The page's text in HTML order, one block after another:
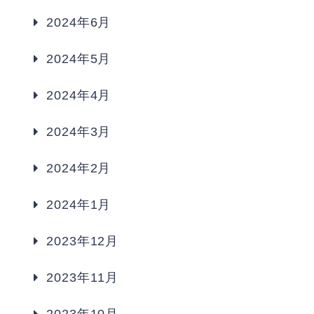
2024年6月
2024年5月
2024年4月
2024年3月
2024年2月
2024年1月
2023年12月
2023年11月